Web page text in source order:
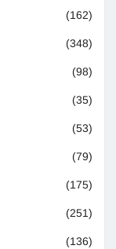
(162)
(348)
(98)
(35)
(53)
(79)
(175)
(251)
(136)